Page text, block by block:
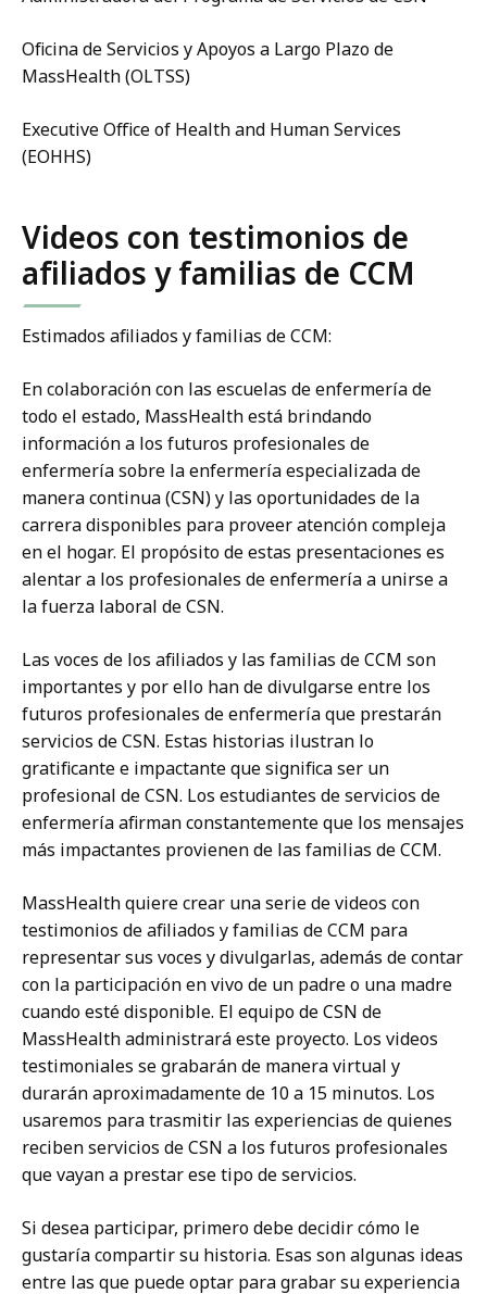
Oficina de Servicios y Apoyos a Largo Plazo de
MassHealth (OLTSS)
Executive Office of Health and Human Services
(EOHHS)
Videos con testimonios de
afiliados y familias de CCM
Estimados afiliados y familias de CCM:
En colaboración con las escuelas de enfermería de
todo el estado, MassHealth está brindando
información a los futuros profesionales de
enfermería sobre la enfermería especializada de
manera continua (CSN) y las oportunidades de la
carrera disponibles para proveer atención compleja
en el hogar. El propósito de estas presentaciones es
alentar a los profesionales de enfermería a unirse a
la fuerza laboral de CSN.
Las voces de los afiliados y las familias de CCM son
importantes y por ello han de divulgarse entre los
futuros profesionales de enfermería que prestarán
servicios de CSN. Estas historias ilustran lo
gratificante e impactante que significa ser un
profesional de CSN. Los estudiantes de servicios de
enfermería afirman constantemente que los mensajes
más impactantes provienen de las familias de CCM.
MassHealth quiere crear una serie de videos con
testimonios de afiliados y familias de CCM para
representar sus voces y divulgarlas, además de contar
con la participación en vivo de un padre o una madre
cuando esté disponible. El equipo de CSN de
MassHealth administrará este proyecto. Los videos
testimoniales se grabarán de manera virtual y
durarán aproximadamente de 10 a 15 minutos. Los
usaremos para trasmitir las experiencias de quienes
reciben servicios de CSN a los futuros profesionales
que vayan a prestar ese tipo de servicios.
Si desea participar, primero debe decidir cómo le
gustaría compartir su historia. Esas son algunas ideas
entre las que puede optar para grabar su experiencia